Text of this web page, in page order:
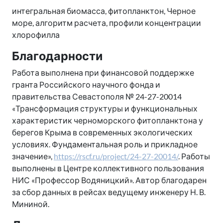
интегральная биомасса, фитопланктон, Черное
море, алгоритм расчета, профили концентрации
хлорофилла
Благодарности
Работа выполнена при финансовой поддержке
гранта Российского научного фонда и
правительства Севастополя № 24-27-20014
«Трансформация структуры и функциональных
характеристик черноморского фитопланктона у
берегов Крыма в современных экологических
условиях. Фундаментальная роль и прикладное
значение», https://rscf.ru/project/24-27-20014/. Работы
выполнены в Центре коллективного пользования
НИС «Профессор Водяницкий». Автор благодарен
за сбор данных в рейсах ведущему инженеру Н. В.
Мининой.